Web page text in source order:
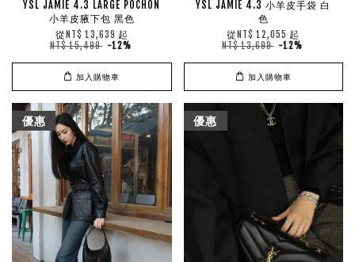
YSL JAMIE 4.3 LARGE POCHON
小羊皮腋下包 黑色
從 NT$ 13,639 起
NT$ 15,499 -12%
加入購物車
YSL JAMIE 4.3 小羊皮手袋 白
色
從 NT$ 12,055 起
NT$ 13,699 -12%
加入購物車
優惠 優惠